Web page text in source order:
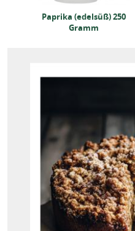
Paprika (edelsüß) 250
Gramm